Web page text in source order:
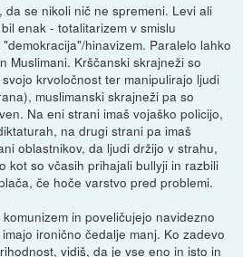
da se nikoli nič ne spremeni. Levi ali
enak - totalitarizem v smislu
hinavizem. Paralelo lahko
Muslimani. Krščanski skrajneži so
krvoločnost ter manipulirajo ljudi
muslimanski skrajneži pa so
Na eni strani imaš vojaško policijo,
na drugi strani pa imaš
oblastnikov, da ljudi držijo v strahu,
kot so včasih prihajali bullyji in razbili
če hoče varstvo pred problemi.
in poveličujejo navidezno
ironično čedalje manj. Ko zadevo
vidiš, da je vse eno in isto in